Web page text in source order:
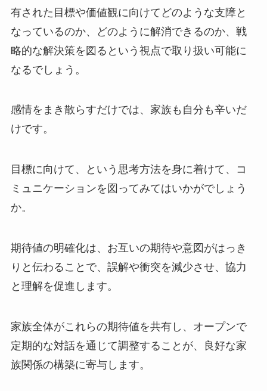
有された目標や価値観に向けてどのような支障と
なっているのか、どのように解消できるのか、戦
略的な解決策を図るという視点で取り扱い可能に
なるでしょう。
感情をまき散らすだけでは、家族も自分も辛いだ
けです。
目標に向けて、という思考方法を身に着けて、コ
ミュニケーションを図ってみてはいかがでしょう
か。
期待値の明確化は、お互いの期待や意図がはっき
りと伝わることで、誤解や衝突を減少させ、協力
と理解を促進します。
家族全体がこれらの期待値を共有し、オープンで
定期的な対話を通じて調整することが、良好な家
族関係の構築に寄与します。